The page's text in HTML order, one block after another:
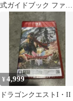
式ガイドブック ファミ
リーコンピュータ
¥4,999
ドラゴンクエストI・II